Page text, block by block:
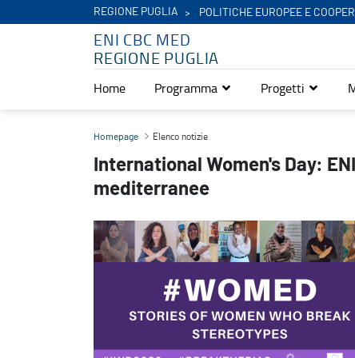
REGIONE PUGLIA POLITICHE EUROPEE E
ENI CBC MED
REGIONE PUGLIA
Home Programma Progetti
International Women's Day: ENI CBC Med dà voce alle donne
Homepage Elenco notizie
International Women's Day:
mediterranee